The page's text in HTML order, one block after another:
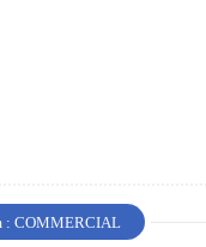
: COMMERCIAL